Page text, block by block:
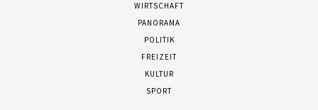
WIRTSCHAFT
PANORAMA
POLITIK
FREIZEIT
KULTUR
SPORT